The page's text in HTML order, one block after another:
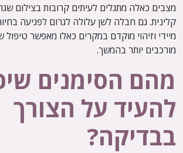
מצבים כאלה מתגלים לעיתים קרובות בצילום
קלינית. גם חבלה לשן עלולה לגרום לפגיעה
מיידי וזיהוי מוקדם במקרים כאלו מאפשר טיפול
מורכבים יותר בהמשך.
מהם הסימנים
להעיד על הצורך
בבדיקה?